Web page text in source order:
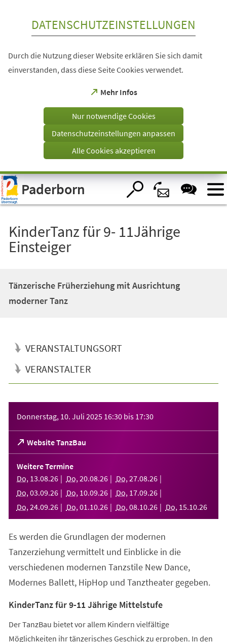
Visuelle
Assistenzsoftware
öffnen.
DATENSCHUTZEINSTELLUNGEN
Durch die Nutzung dieser Website erklären Sie sich damit
einverstanden, dass diese Seite Cookies verwendet.
Mehr Infos
(Öffnet
einem
Tab)
Nur notwendige Cookies
Datenschutzeinstellungen anpassen
Alle Cookies akzeptieren
Paderborn
KinderTanz für 9- 11Jährige
Einsteiger
Tänzerische Früherziehung mit Ausrichtung
moderner Tanz
VERANSTALTUNGSORT
VERANSTALTER
Donnerstag, 10. Juli 2025 16:30 bis 17:30
Website TanzBau
(Öffnet
in
einem
neuen
Tab)
Weitere Termine
Do, 13.08.26 Do, 20.08.26 Do, 27.08.26
Do, 03.09.26 Do, 10.09.26 Do, 17.09.26
Do, 24.09.26 Do, 01 .10.26 Do, 08.10.26 Do, 15.10.26
Es werden die Grundlagen der modernen
Tanzerziehung vermittelt und Einblicke in die
verschiedenen modernen Tanzstile New Dance,
Modernes Ballett, HipHop und Tanztheater gegeben.
KinderTanz für 9-11 Jährige Mittelstufe
Der TanzBau bietet vor allem Kindern vielfältige
Möglichkeiten ihr tänzerisches Geschick zu erproben. In den